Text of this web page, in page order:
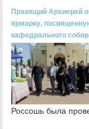
Правящий Архиерей
ярмарку,
кафедрального
Россошь была